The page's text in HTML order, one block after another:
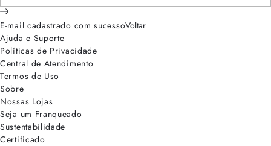
E-mail cadastrado com sucessoVoltar
Ajuda e Suporte
Políticas de Privacidade
Central de Atendimento
Termos de Uso
Sobre
Nossas Lojas
Seja um Franqueado
Sustentabilidade
Certificado